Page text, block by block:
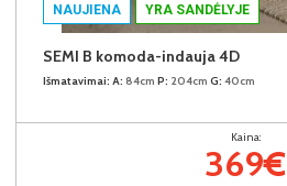
NAUJIENA YRA SANDĖLYJE
SEMI B komoda-indauja 4D
Išmatavimai: A: 84cm P: 204cm G: 40cm
Kaina:
369€